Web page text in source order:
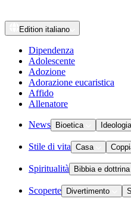
Edition italiano
Dipendenza
Adolescente
Adozione
Adorazione eucaristica
Affido
Allenatore
News Bioetica Ideologia
Stile di vita Casa
Spiritualità Bibbia e dottrina
Scoperte Divertimento